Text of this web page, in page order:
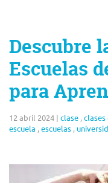
Descubre
Escuelas
para
12 abril 2024 | clase ,clases
escuela ,escuelas ,